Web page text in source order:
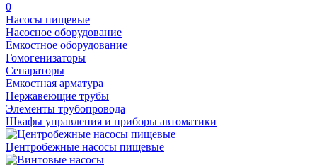
0
Насосы пищевые
Насосное оборудование
Ёмкостное оборудование
Гомогенизаторы
Сепараторы
Емкостная арматура
Нержавеющие трубы
Элементы трубопровода
Шкафы управления и приборы автоматики
Центробежные насосы пищевые